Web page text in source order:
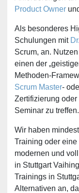
Product Owner
Als besonderes
Schulungen mit
Scrum, an.
einen der
Methoden-
Scrum Master-
Zertifizierung
Seminar zu treffen.
Wir haben
Training oder
modernen und
in Stuttgart
Trainings in
Alternativen an,